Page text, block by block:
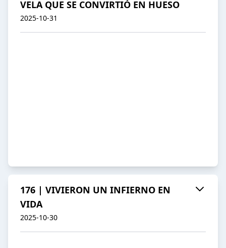
VELA QUE SE CONVIRTIÓ EN HUESO
2025-10-31
176 | VIVIERON UN INFIERNO EN
VIDA
2025-10-30